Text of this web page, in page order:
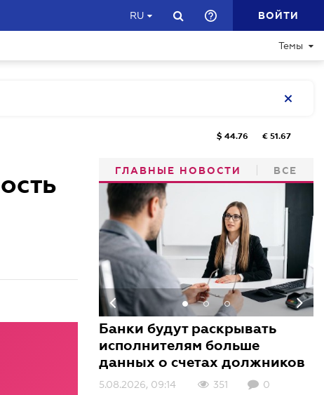
RU ВОЙТИ
Темы
$ 44.76 € 51.67
ГЛАВНЫЕ НОВОСТИ ВСЕ
Банки будут раскрывать
исполнителям больше
данных о счетах должников
5.08.2026, 09:14 351 0
3.08.2026, 10:01 414 0
3.08.2026, 09:00 161 0